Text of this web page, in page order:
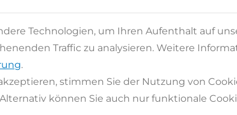
Kontaktformular oder 02947 9799-0
Langjährige Erfahrung und zertifiziertes
Technologien, um Ihren Aufenthalt auf
Traffic zu analysieren. Weitere
.
stimmen Sie der Nutzung von
können Sie auch nur funktionale